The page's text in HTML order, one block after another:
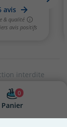
Panier
0
interdite